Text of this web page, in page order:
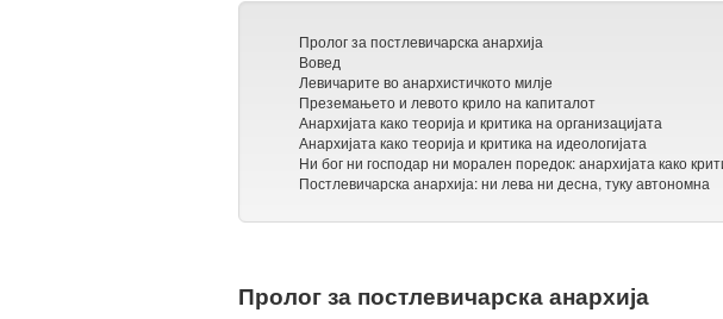
Пролог за постлевичарска анархија
Вовед
Левичарите во анархистичкото милје
Преземањето и левото крило на капиталот
Анархијата како теорија и критика на организацијата
Анархијата како теорија и критика на идеологијата
Ни бог ни господар ни морален поредок: анархијата како
Постлевичарска анархија: ни лева ни десна, туку автономна
Пролог за постлевичарска анархија